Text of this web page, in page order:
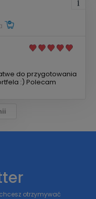
do przygotowania
:) Polecam
otrzymywać